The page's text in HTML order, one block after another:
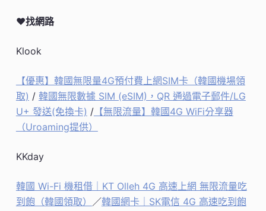
♥找網路
Klook
【優惠】韓國無限量4G預付費上網SIM卡（韓國機場領
取) / 韓國無限數據 SIM (eSIM)，QR 通過電子郵件/LG
U+ 發送(免換卡) /【無限流量】韓國4G WiFi分享器
（Uroaming提供）
KKday
韓國 Wi-Fi 機租借｜KT Olleh 4G 高速上網 無限流量吃
到飽（韓國領取）
／韓國網卡｜SK電信 4G 高速吃到飽